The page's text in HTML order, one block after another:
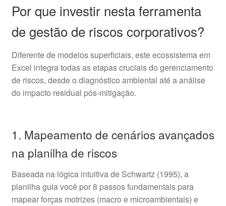
Por que investir nesta ferramenta
de gestão de riscos corporativos?
Diferente de modelos superficiais, este ecossistema em
Excel integra todas as etapas cruciais do gerenciamento
de riscos, desde o diagnóstico ambiental até a análise
do impacto residual pós-mitigação.
1. Mapeamento de cenários avançados
na planilha de riscos
Baseada na lógica intuitiva de Schwartz (1995), a
planilha guia você por 8 passos fundamentais para
mapear forças motrizes (macro e microambientais) e